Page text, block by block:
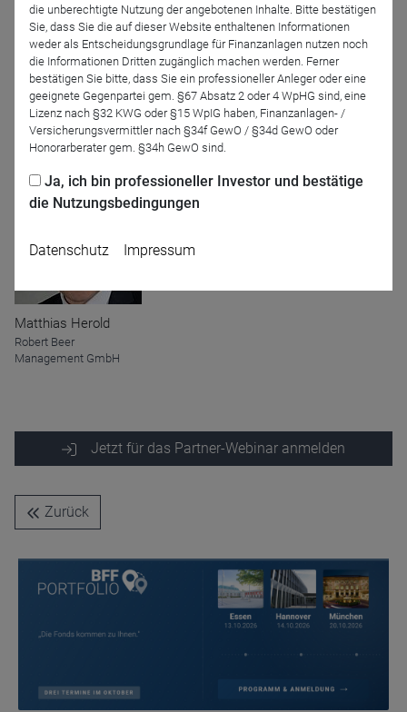
Diese Fragen und mehr wollen wir im Webinar beleuchten.
Sie sind hierzu herzlich eingeladen!
Moderation
Matthias Herold
Robert Beer
Management GmbH
Jetzt für das Partner-Webinar anmelden
Zurück
die unberechtigte Nutzung der angebotenen Inhalte. Bitte bestätigen
Sie, dass Sie die auf dieser Website enthaltenen Informationen
weder als Entscheidungsgrundlage für Finanzanlagen nutzen noch
die Informationen Dritten zugänglich machen werden. Ferner
bestätigen Sie bitte, dass Sie ein professioneller Anleger oder eine
geeignete Gegenpartei gem. §67 Absatz 2 oder 4 WpHG sind, eine
Lizenz nach §32 KWG oder §15 WpIG haben, Finanzanlagen- /
Versicherungsvermittler nach §34f GewO / §34d GewO oder
Honorarberater gem. §34h GewO sind.
Ja, ich bin professioneller Investor und bestätige
die Nutzungsbedingungen
Datenschutz Impressum
Anbieter
D&C